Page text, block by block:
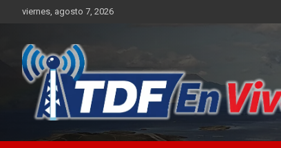
viernes, agosto 7, 2026